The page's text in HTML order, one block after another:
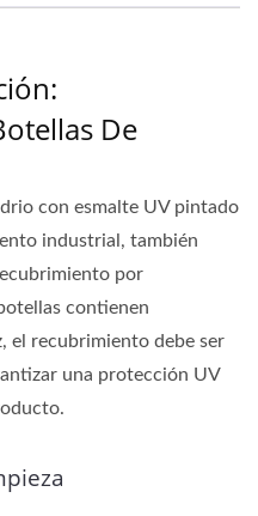
De
con esmalte UV pintado
industrial, también
por
contienen
el recubrimiento debe ser
una protección UV